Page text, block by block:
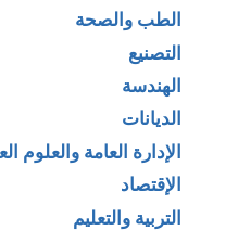
الطب والصحة
التصنيع
الهندسة
الديانات
الإدارة العامة والعلوم
الإقتصاد
التربية والتعليم